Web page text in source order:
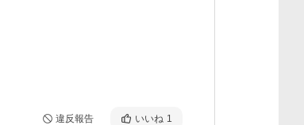
違反報告 いいね 1